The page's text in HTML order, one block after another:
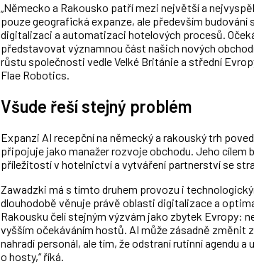
„Německo a Rakousko patří mezi největší a
pouze geografická expanze, ale především
digitalizaci a automatizaci hotelových procesů.
představovat významnou část našich nových
růstu společnosti vedle Velké Británie a střední
Flae Robotics.
Všude řeší stejný problém
Expanzi AI recepční na německý a rakouský trh
připojuje jako manažer rozvoje obchodu. Jeho cílem
příležitostí v hotelnictví a vytváření partnerství se
Zawadzki má s tímto druhem provozu i
dlouhodobě věnuje právě oblasti digitalizace a
Rakousku čelí stejným výzvám jako zbytek Evropy:
vyšším očekáváním hostů. AI může zásadně
nahradí personál, ale tím, že odstraní rutinní agendu
o hosty,“ říká.